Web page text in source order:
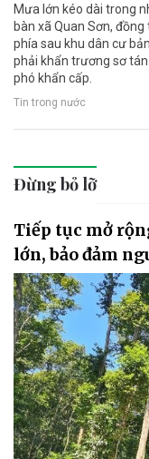
Mưa lớn kéo dài trong
bàn xã Quan Sơn,
phía sau khu dân cư
phải khẩn trương sơ
phó khẩn cấp.
Tin trong nước
Đừng bỏ lỡ
Tiếp tục mở
lớn, bảo đảm